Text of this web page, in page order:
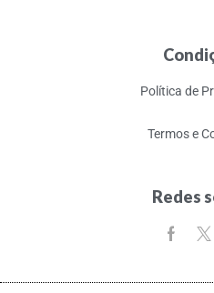
Política de
Termos e
Redes